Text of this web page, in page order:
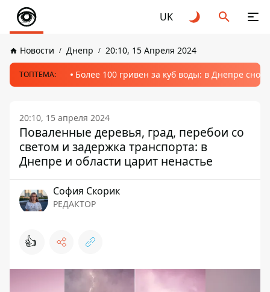
UK
Новости Днепр 20:10, 15 Апреля 2024
ТОПТЕМА: Более 100 гривен за куб воды: в Днепре
20:10, 15 апреля 2024
Поваленные деревья, град, перебои со
светом и задержка транспорта: в
Днепре и области царит ненастье
София Скорик
РЕДАКТОР
👍